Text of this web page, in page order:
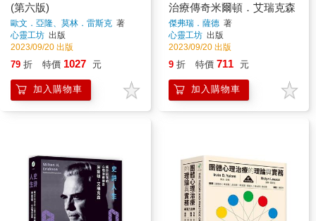
(第六版)
歐文．亞隆、莫林．雷斯克 著
心靈工坊 出版
2023/09/20 出版
79 折 特價 1027 元
加入購物車
治療傳奇米爾頓．艾瑞克森
傑弗瑞．薩德 著
心靈工坊 出版
2023/09/20 出版
9 折 特價 711 元
加入購物車